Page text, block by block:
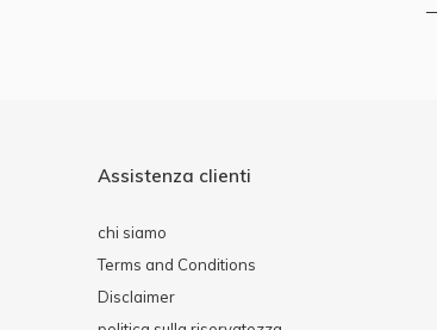
Assistenza clienti
chi siamo
Terms and Conditions
Disclaimer